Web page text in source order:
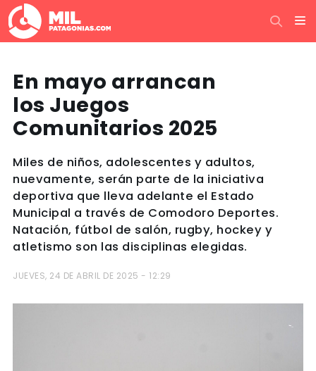
En mayo arrancan
los Juegos
Comunitarios 2025
Miles de niños, adolescentes y adultos,
nuevamente, serán parte de la iniciativa
deportiva que lleva adelante el Estado
Municipal a través de Comodoro Deportes.
Natación, fútbol de salón, rugby, hockey y
atletismo son las disciplinas elegidas.
JUEVES, 24 DE ABRIL DE 2025 - 12:29